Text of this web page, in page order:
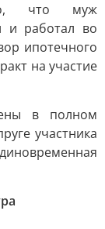
что муж
и работал во
ипотечного
на участие
в полном
участника